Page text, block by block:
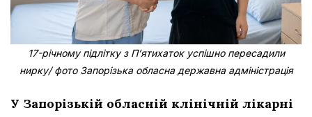
17-річному підлітку з Пʼятихаток успішно пересадили
нирку/ фото Запорізька обласна державна адміністрація
У Запорізькій обласній клінічній лікарні